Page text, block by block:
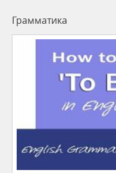
Грамматика